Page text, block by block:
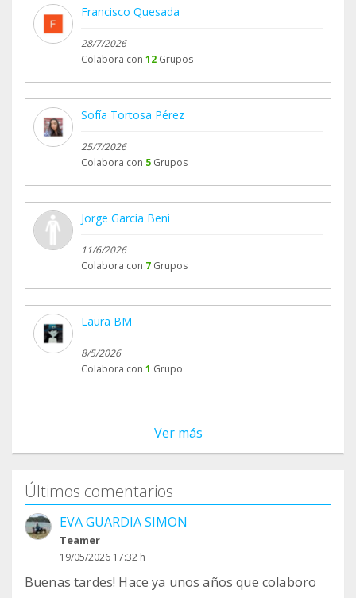
Francisco Quesada
28/7/2026
Colabora con 12 Grupos
Sofía Tortosa Pérez
25/7/2026
Colabora con 5 Grupos
Jorge García Beni
11/6/2026
Colabora con 7 Grupos
Laura BM
8/5/2026
Colabora con 1 Grupo
Ver más
Últimos comentarios
EVA GUARDIA SIMON
Teamer
19/05/2026 17:32 h
Buenas tardes! Hace ya unos años que colaboro